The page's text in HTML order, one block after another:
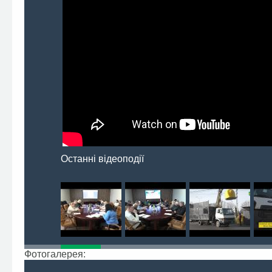
Останні відеоподії
Фотогалерея: